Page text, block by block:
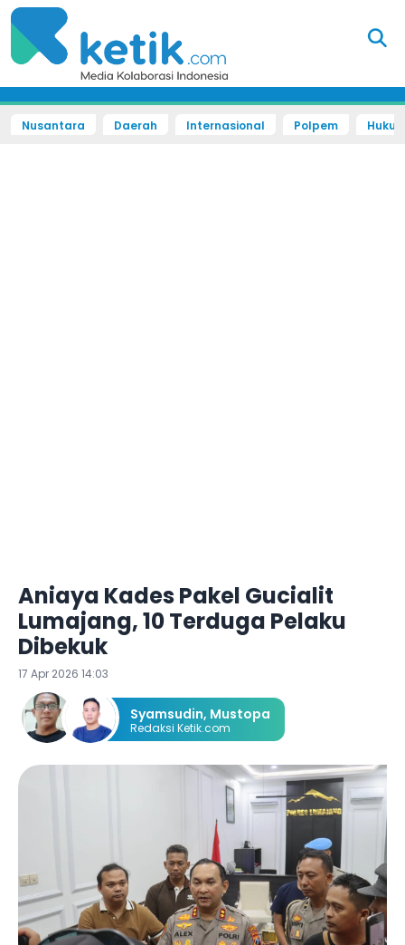
Nusantara Daerah Internasional Polpem
Aniaya Kades Pakel Gucialit
Lumajang, 10 Terduga Pelaku
Dibekuk
17 Apr 2026 14:03
Syamsudin, Mustopa
Redaksi Ketik.com